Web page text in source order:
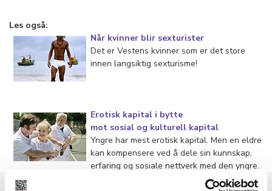
Les også:
Når kvinner blir sexturister
Det er Vestens kvinner som er det store
innen langsiktig sexturisme!
Erotisk kapital i bytte
mot sosial og kulturell kapital
Yngre har mest erotisk kapital. Men en eldre
kan kompensere ved å dele sin kunnskap,
erfaring og sosiale nettverk med den yngre.